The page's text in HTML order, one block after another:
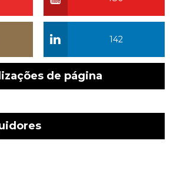
142
de página